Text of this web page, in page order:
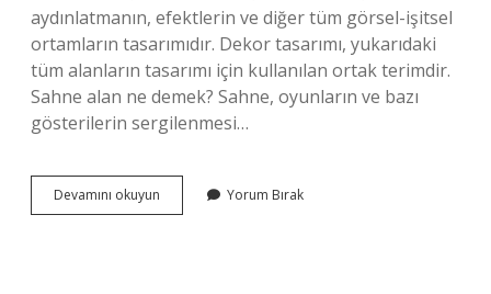
aydınlatmanın, efektlerin ve diğer tüm görsel-işitsel
ortamların tasarımıdır. Dekor tasarımı, yukarıdaki
tüm alanların tasarımı için kullanılan ortak terimdir.
Sahne alan ne demek? Sahne, oyunların ve bazı
gösterilerin sergilenmesi…
Devamını okuyun
Dengesi
Yorum Bırak